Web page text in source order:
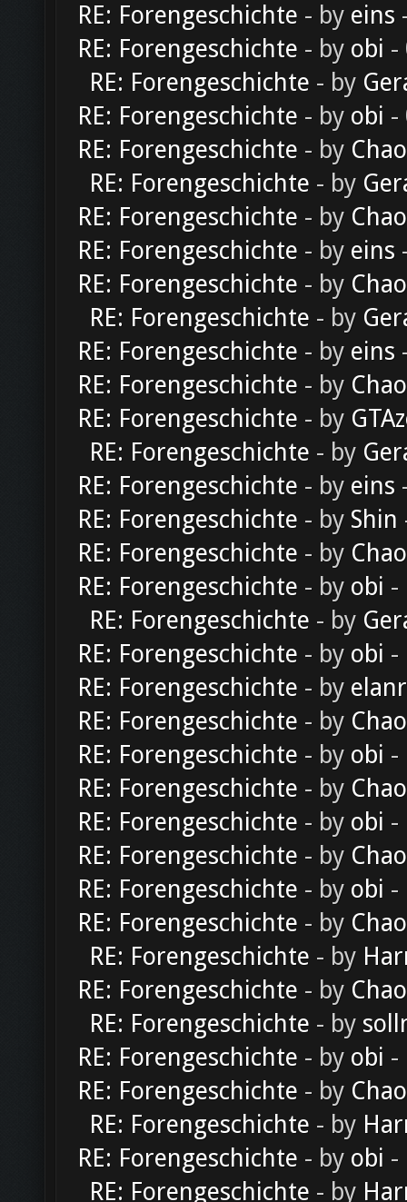
RE: Forengeschichte - by eins
RE: Forengeschichte - by obi -
RE: Forengeschichte - by
RE: Forengeschichte - by obi -
RE: Forengeschichte - by
RE: Forengeschichte - by
RE: Forengeschichte - by
RE: Forengeschichte - by eins
RE: Forengeschichte - by
RE: Forengeschichte - by
RE: Forengeschichte - by eins
RE: Forengeschichte - by
RE: Forengeschichte - by
RE: Forengeschichte - by
RE: Forengeschichte - by eins
RE: Forengeschichte - by Shin
RE: Forengeschichte - by
RE: Forengeschichte - by obi -
RE: Forengeschichte - by
RE: Forengeschichte - by obi -
RE: Forengeschichte - by
RE: Forengeschichte - by
RE: Forengeschichte - by obi -
RE: Forengeschichte - by
RE: Forengeschichte - by obi -
RE: Forengeschichte - by
RE: Forengeschichte - by obi -
RE: Forengeschichte - by
RE: Forengeschichte - by
RE: Forengeschichte - by
RE: Forengeschichte - by
RE: Forengeschichte - by obi -
RE: Forengeschichte - by
RE: Forengeschichte - by
RE: Forengeschichte - by obi -
RE: Forengeschichte - by